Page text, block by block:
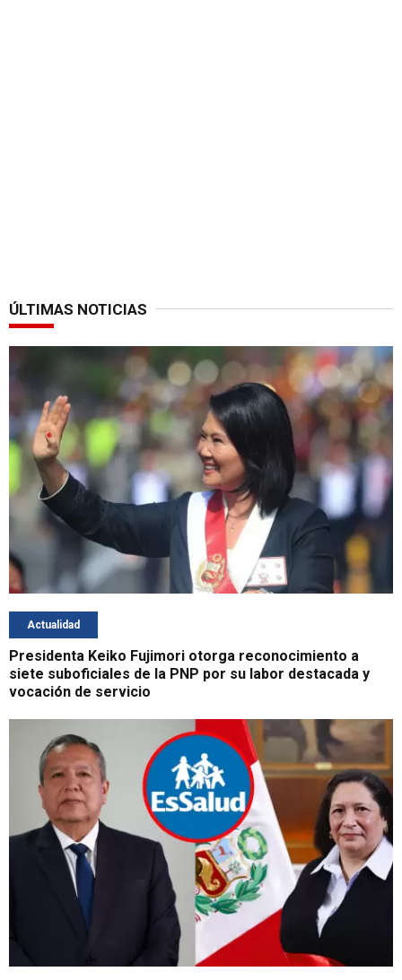
ÚLTIMAS NOTICIAS
Actualidad
Presidenta Keiko Fujimori otorga reconocimiento a
siete suboficiales de la PNP por su labor destacada y
vocación de servicio